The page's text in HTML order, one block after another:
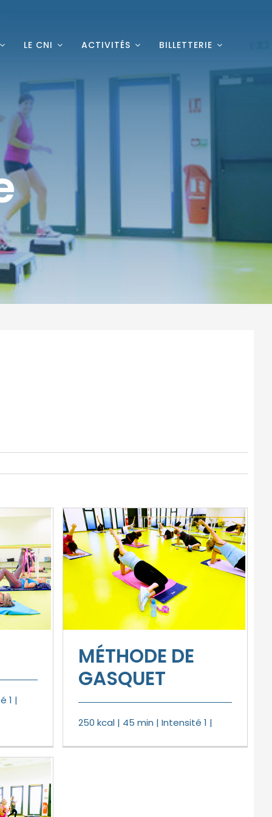
LE CNI ACTIVITÉS BILLETTERIE
1 |
MÉTHODE DE
GASQUET
250 kcal | 45 min | Intensité 1 |